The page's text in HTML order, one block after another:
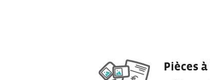
Pièces